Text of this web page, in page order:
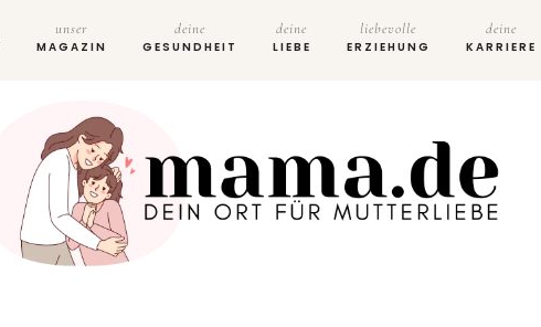
unser
MAGAZIN
deine
GESUNDHEIT
deine
LIEBE
liebevolle
ERZIEHUNG
deine
KARRIERE